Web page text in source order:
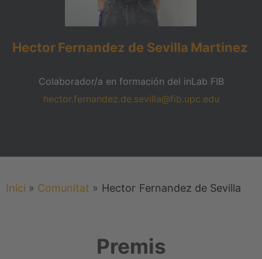
Hector Fernandez de Sevilla Martinez
Colaborador/a en formación del inLab FIB
hector.fernandez.de.sevilla@fib.upc.edu
Inici » Comunitat » Hector Fernandez de Sevilla
Premis